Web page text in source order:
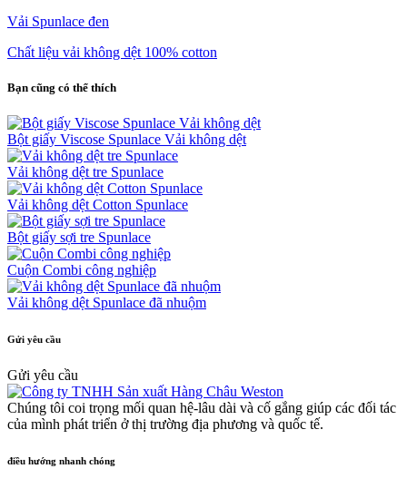
Vải Spunlace đen
Chất liệu vải không dệt 100% cotton
Bạn cũng có thể thích
Bột giấy Viscose Spunlace Vải không dệt
Vải không dệt tre Spunlace
Vải không dệt Cotton Spunlace
Bột giấy sợi tre Spunlace
Cuộn Combi công nghiệp
Vải không dệt Spunlace đã nhuộm
Gửi yêu cầu
Gửi yêu cầu
Chúng tôi coi trọng mối quan hệ-lâu dài và cố gắng giúp các đối tác
của mình phát triển ở thị trường địa phương và quốc tế.
điều hướng nhanh chóng